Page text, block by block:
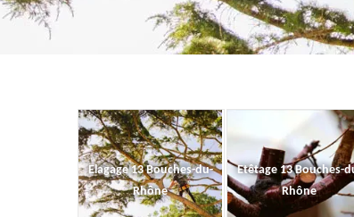
Elagage 13 Bouches-du-
Rhône
Etêtage 13 Bouches-
Rhône